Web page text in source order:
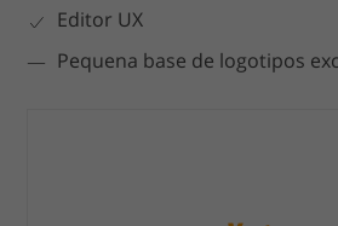
Editor UX
Pequena base de logotipos